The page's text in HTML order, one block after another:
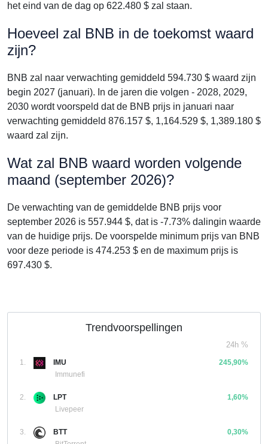
het eind van de dag op 622.480 $ zal staan.
Hoeveel zal BNB in de toekomst waard
zijn?
BNB zal naar verwachting gemiddeld 594.730 $ waard zijn
begin 2027 (januari). In de jaren die volgen - 2028, 2029,
2030 wordt voorspeld dat de BNB prijs in januari naar
verwachting gemiddeld 876.157 $, 1,164.529 $, 1,389.180 $
waard zal zijn.
Wat zal BNB waard worden volgende
maand (september 2026)?
De verwachting van de gemiddelde BNB prijs voor
september 2026 is 557.944 $, dat is -7.73% dalingin waarde
van de huidige prijs. De voorspelde minimum prijs van BNB
voor deze periode is 474.253 $ en de maximum prijs is
697.430 $.
Trendvoorspellingen
24h %
1.
IMU
Immunefi
245,90%
2.
LPT
Livepeer
1,60%
3.
BTT
0,30%